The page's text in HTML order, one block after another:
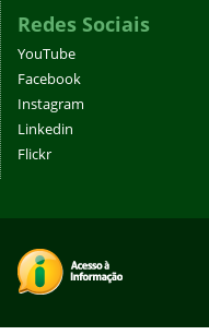
Redes Sociais
YouTube
Facebook
Instagram
Linkedin
Flickr